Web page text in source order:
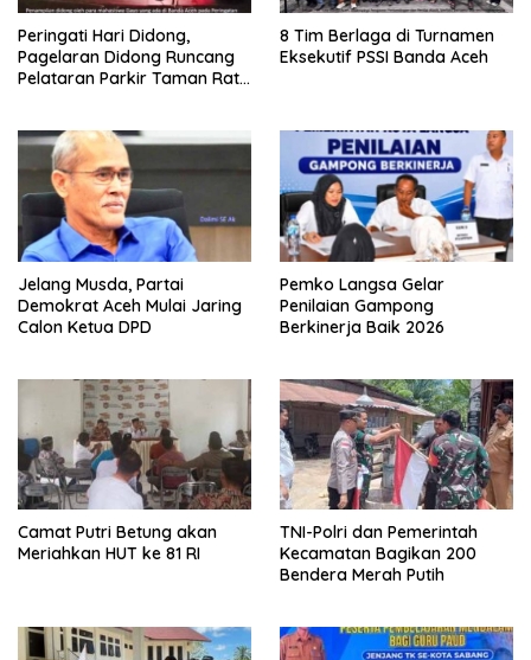
Peringati Hari Didong,
Pagelaran Didong Runcang
Pelataran Parkir Taman Ratu
8 Tim Berlaga di Turnamen
Eksekutif PSSI Banda Aceh
Jelang Musda, Partai
Demokrat Aceh Mulai Jaring
Calon Ketua DPD
Pemko Langsa Gelar
Penilaian Gampong
Berkinerja Baik 2026
Camat Putri Betung akan
Meriahkan HUT ke 81 RI
TNI-Polri dan Pemerintah
Kecamatan Bagikan 200
Bendera Merah Putih